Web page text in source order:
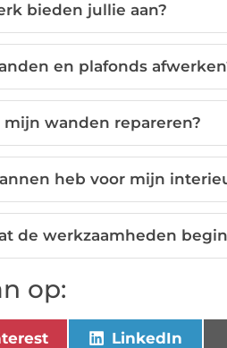
bieden jullie aan?
en plafonds
wanden repareren?
heb voor mijn
de werkzaamheden
op:
LinkedIn